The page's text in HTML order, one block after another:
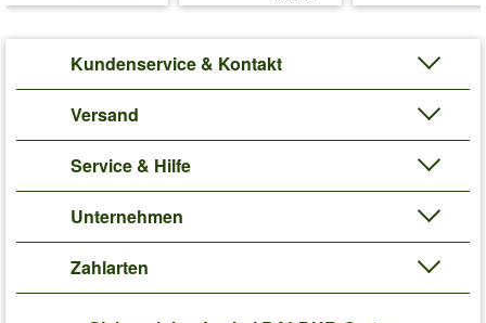
Kundenservice & Kontakt
Versand
Service & Hilfe
Unternehmen
Zahlarten